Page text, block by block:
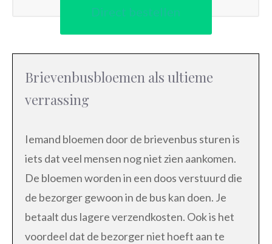
Direct bestellen
Brievenbusbloemen als ultieme
verrassing
Iemand bloemen door de brievenbus sturen is
iets dat veel mensen nog niet zien aankomen.
De bloemen worden in een doos verstuurd die
de bezorger gewoon in de bus kan doen. Je
betaalt dus lagere verzendkosten. Ook is het
voordeel dat de bezorger niet hoeft aan te